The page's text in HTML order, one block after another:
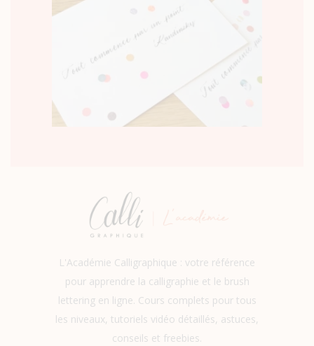
L'Académie Calligraphique : votre référence
pour apprendre la calligraphie et le brush
lettering en ligne. Cours complets pour tous
les niveaux, tutoriels vidéo détaillés, astuces,
conseils et freebies.